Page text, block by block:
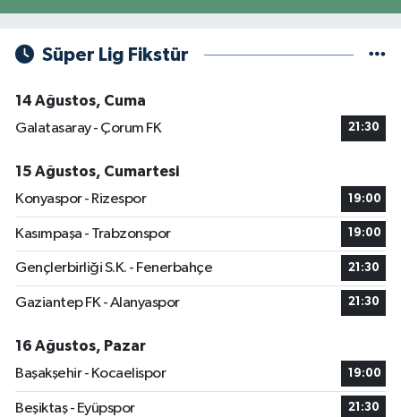
Süper Lig Fikstür
14 Ağustos, Cuma
Galatasaray - Çorum FK
21:30
15 Ağustos, Cumartesi
Konyaspor - Rizespor
19:00
Kasımpaşa - Trabzonspor 19:00
Gençlerbirliği S.K. - Fenerbahçe 21:30
Gaziantep FK - Alanyaspor 21:30
16 Ağustos, Pazar
Başakşehir - Kocaelispor
19:00
Beşiktaş - Eyüpspor 21:30